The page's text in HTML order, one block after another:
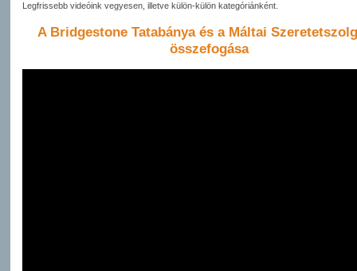
Legfrissebb videóink vegyesen, illetve külön-külön kategóriánként.
A Bridgestone Tatabánya és a Máltai
összefogása